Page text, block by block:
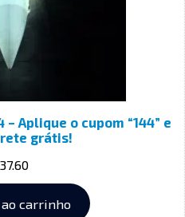
– Aplique o cupom “144” e
grátis!
carrinho